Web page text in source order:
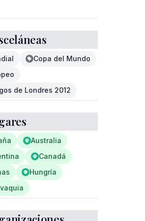
Copa del Mundo
de Londres 2012
Australia
Canadá
Hungría